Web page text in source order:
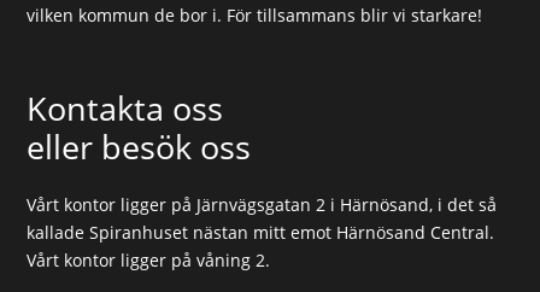
vilken kommun de bor i. För tillsammans blir vi starkare!
Kontakta oss
eller besök oss
Vårt kontor ligger på Järnvägsgatan 2 i Härnösand, i det så
kallade Spiranhuset nästan mitt emot Härnösand Central.
Vårt kontor ligger på våning 2.